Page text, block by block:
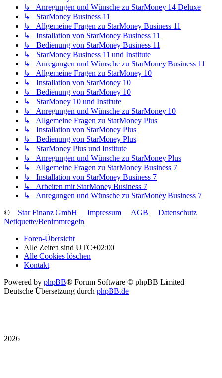
↳ Anregungen und Wünsche zu StarMoney 14 Deluxe
↳ StarMoney Business 11
↳ Allgemeine Fragen zu StarMoney Business 11
↳ Installation von StarMoney Business 11
↳ Bedienung von StarMoney Business 11
↳ StarMoney Business 11 und Institute
↳ Anregungen und Wünsche zu StarMoney Business 11
↳ Allgemeine Fragen zu StarMoney 10
↳ Installation von StarMoney 10
↳ Bedienung von StarMoney 10
↳ StarMoney 10 und Institute
↳ Anregungen und Wünsche zu StarMoney 10
↳ Allgemeine Fragen zu StarMoney Plus
↳ Installation von StarMoney Plus
↳ Bedienung von StarMoney Plus
↳ StarMoney Plus und Institute
↳ Anregungen und Wünsche zu StarMoney Plus
↳ Allgemeine Fragen zu StarMoney Business 7
↳ Installation von StarMoney Business 7
↳ Arbeiten mit StarMoney Business 7
↳ Anregungen und Wünsche zu StarMoney Business 7
©
Star Finanz GmbH Impressum AGB
Datenschutz
Netiquette/Benimmregeln
Foren-Übersicht
Alle Zeiten sind UTC+02:00
Alle Cookies löschen
Kontakt
Powered by phpBB® Forum Software © phpBB Limited
Deutsche Übersetzung durch phpBB.de
2026